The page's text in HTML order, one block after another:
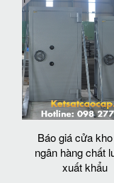
Báo giá cửa
ngân hàng chất
xuất khẩu